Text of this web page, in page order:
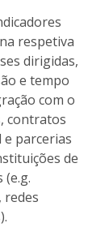
respetiva
dirigidas,
e tempo
com o
contratos
parcerias
de